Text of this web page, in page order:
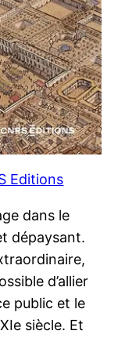
Editions
dans le
dépaysant.
d’allier
public et le
siècle. Et